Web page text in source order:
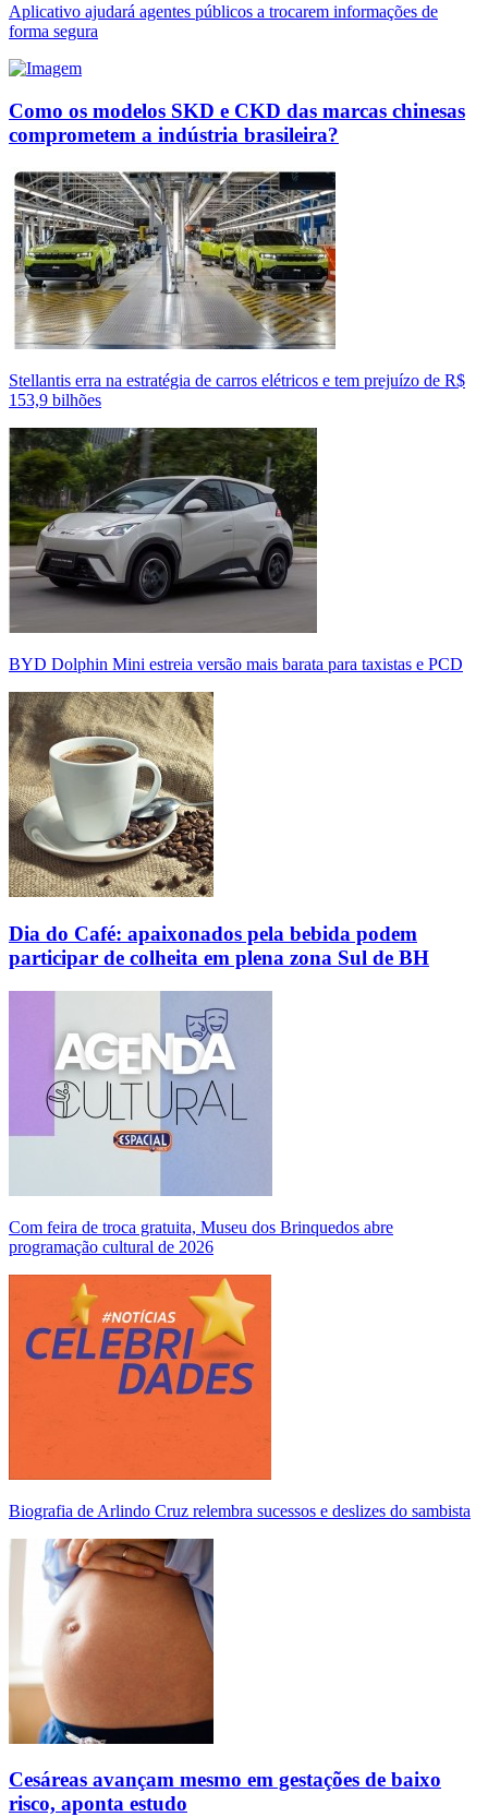
Aplicativo ajudará agentes públicos a trocarem informações de
forma segura
Como os modelos SKD e CKD das marcas chinesas
comprometem a indústria brasileira?
Stellantis erra na estratégia de carros elétricos e tem prejuízo de R$
153,9 bilhões
BYD Dolphin Mini estreia versão mais barata para taxistas e PCD
Dia do Café: apaixonados pela bebida podem
participar de colheita em plena zona Sul de BH
Com feira de troca gratuita, Museu dos Brinquedos abre
programação cultural de 2026
Biografia de Arlindo Cruz relembra sucessos e deslizes do sambista
Cesáreas avançam mesmo em gestações de baixo
risco, aponta estudo